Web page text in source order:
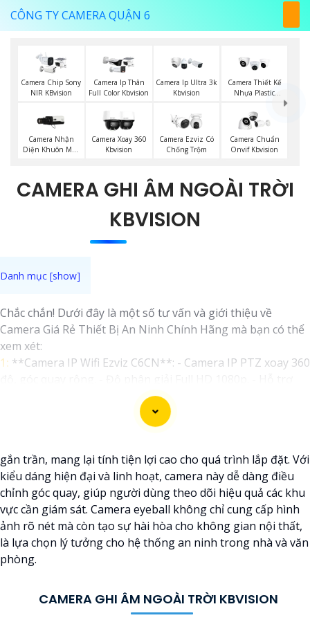
CÔNG TY CAMERA QUẬN 6
Camera Chip Sony
NIR KBvision
Camera Ip Thân
Full Color Kbvision
Camera Ip Ultra 3k
Kbvision
Camera Thiết Kế
Nhựa Plastic
Camera Nhận
Diện Khuôn Mặt
Camera Xoay 360
Kbvision
Camera Ezviz Có
Chống Trộm
Camera Chuẩn
Onvif Kbvision
CAMERA GHI ÂM NGOÀI TRỜI
KBVISION
Chắc chắn! Dưới đây là một số tư vấn và giới thiệu về
Camera Giá Rẻ Thiết Bị An Ninh Chính Hãng mà bạn có thể
xem xét:
1: **Camera IP Wifi Ezviz C6CN**: - Camera IP PTZ xoay 360
kết nối không dây WiFi. - Tích hợp công nghệ hồng ngoại
thông minh. - Phù hợp để theo dõi khoảng cách xa.
**Camera Hikvision DS-2CD1021-I**: - Camera IP công
(1920x1080). - Hỗ trợ chống ngược sáng kỹ thuật số. - Thiết
kế vỏ nhựa chống va đập. - Hồng ngoại ban đêm khoảng
cách lên đến 30m.
✳️3:**Camera Dahua HDCVI HAC-HFW1200T**: - Camera
HDCVI 2MP hỗ trợ chất lượng hình ảnh cao. - Lens cố định
3.6mm. - Tầm quan sát hồng ngoại lên đến 20m. - Chống
ngược sáng Digital WDR, cân bằng sáng, chống nhiễu 3D. -
Nhớ kiểm tra và lựa chọn sản phẩm phù hợp với nhu cầu sử
dụng và không gian lắp đặt của bạn. Bạn có thể tham khảo
gắn trần, mang lại tính tiện lợi cao cho quá trình lắp đặt. Với
kiểu dáng hiện đại và linh hoạt, camera này dễ dàng điều
chỉnh góc quay, giúp người dùng theo dõi hiệu quả các khu
vực cần giám sát. Camera eyeball không chỉ cung cấp hình
ảnh rõ nét mà còn tạo sự hài hòa cho không gian nội thất,
là lựa chọn lý tưởng cho hệ thống an ninh trong nhà và văn
phòng.
CAMERA GHI ÂM NGOÀI TRỜI KBVISION